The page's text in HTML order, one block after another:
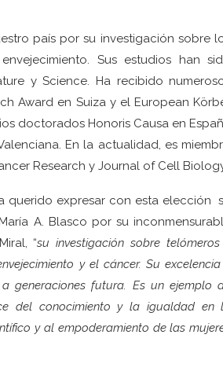
país por su investigación sobre
Sus estudios han
y Science. Ha recibido
Award en Suiza y el European
doctorados Honoris Causa en
En la actualidad, es
Research y Journal of Cell
querido expresar con esta elección
A. Blasco por su
“su investigación sobre
y el cáncer. Su
generaciones futura. Es un ejemplo
del conocimiento y la igualdad en
y al empoderamiento de las